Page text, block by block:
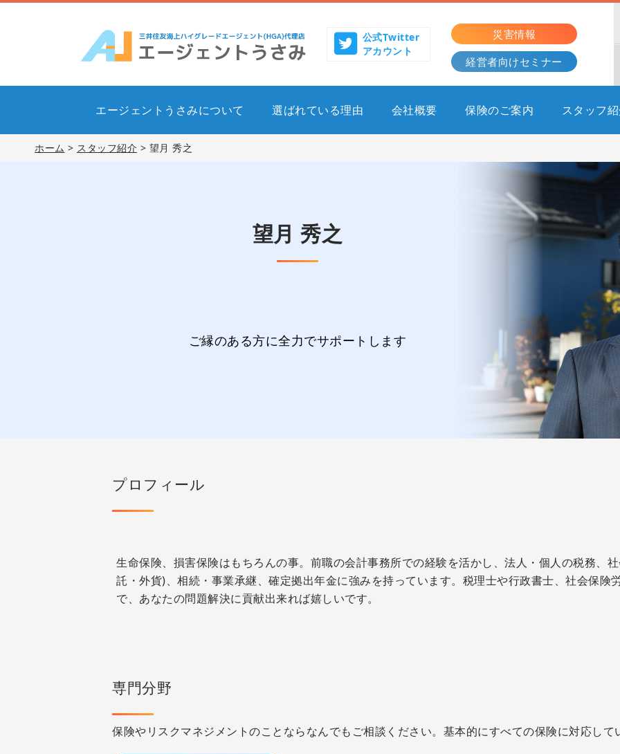
公式Twitter
アカウント
災害情報
経営者向けセミナー
エージェントうさみについて 選ばれている理由 会社概要 保険のご案内 スタッフ
ホーム > スタッフ紹介 > 望月 秀之
望月 秀之
ご縁のある方に全力でサポートします
プロフィール
生命保険、損害保険はもちろんの事。前職の会計事務所での経験を活かし、法人・個人の税務、
託・外貨)、相続・事業承継、確定拠出年金に強みを持っています。税理士や行政書士、社会保険
で、あなたの問題解決に貢献出来れば嬉しいです。
専門分野
保険やリスクマネジメントのことならなんでもご相談ください。基本的にすべての保険に対応して